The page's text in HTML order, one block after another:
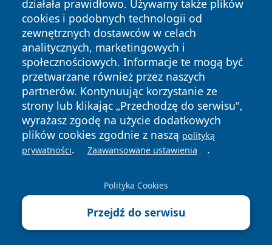
działała prawidłowo. Używamy także plików
cookies i podobnych technologii od
zewnętrznych dostawców w celach
analitycznych, marketingowych i
społecznościowych. Informacje te mogą być
przetwarzane również przez naszych
partnerów. Kontynuując korzystanie ze
strony lub klikając „Przechodzę do serwisu",
wyrażasz zgodę na użycie dodatkowych
plików cookies zgodnie z naszą polityką
prywatności. Zaawansowane ustawienia .
Polityka Cookies
Przejdź do serwisu
Copyright © 2026 wejherowski24.pl Wszystkie prawa
zastrzeżone.
News Autorzy
Polityka
Prywatności
Polityka
Cookies